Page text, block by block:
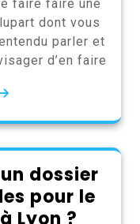
faire faire une
dont vous
parler et
d’en faire
dossier
pour le